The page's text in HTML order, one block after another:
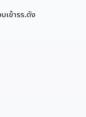
เข้ารร.ดัง